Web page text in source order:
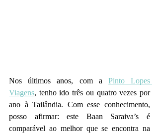
Nos últimos anos, com a Pinto Lopes
Viagens, tenho ido três ou quatro vezes por
ano à Tailândia. Com esse conhecimento,
posso afirmar: este Baan Saraiva’s é
comparável ao melhor que se encontra na